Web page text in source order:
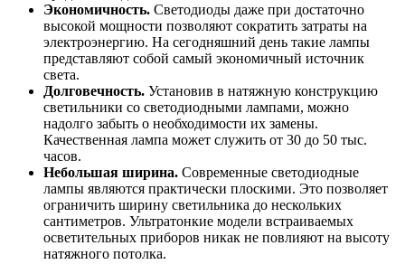
Экономичность. Светодиоды даже при достаточно
высокой мощности позволяют сократить затраты на
электроэнергию. На сегодняшний день такие лампы
представляют собой самый экономичный источник
света.
Долговечность. Установив в натяжную конструкцию
светильники со светодиодными лампами, можно
надолго забыть о необходимости их замены.
Качественная лампа может служить от 30 до 50 тыс.
часов.
Небольшая ширина. Современные светодиодные
лампы являются практически плоскими. Это позволяет
ограничить ширину светильника до нескольких
сантиметров. Ультратонкие модели встраиваемых
осветительных приборов никак не повлияют на высоту
натяжного потолка.